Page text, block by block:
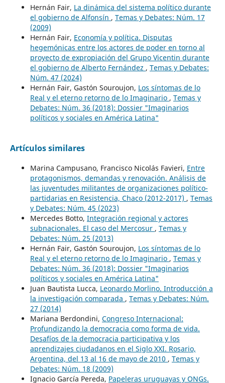
Hernán Fair, La dinámica del sistema político durante
el gobierno de Alfonsín , Temas y Debates: Núm. 17
(2009)
Hernán Fair, Economía y política. Disputas
hegemónicas entre los actores de poder en torno al
proyecto de expropiación del Grupo Vicentin durante
el gobierno de Alberto Fernández , Temas y Debates:
Núm. 47 (2024)
Hernán Fair, Gastón Souroujon, Los síntomas de lo
Real y el eterno retorno de lo Imaginario , Temas y
Debates: Núm. 36 (2018): Dossier "Imaginarios
políticos y sociales en América Latina"
Artículos similares
Marina Campusano, Francisco Nicolás Favieri, Entre
protagonismos, demandas y renovación. Análisis de
las juventudes militantes de organizaciones político-
partidarias en Resistencia, Chaco (2012-2017) , Temas
y Debates: Núm. 45 (2023)
Mercedes Botto, Integración regional y actores
subnacionales. El caso del Mercosur , Temas y
Debates: Núm. 25 (2013)
Hernán Fair, Gastón Souroujon, Los síntomas de lo
Real y el eterno retorno de lo Imaginario , Temas y
Debates: Núm. 36 (2018): Dossier "Imaginarios
políticos y sociales en América Latina"
Juan Bautista Lucca, Leonardo Morlino. Introducción a
la investigación comparada , Temas y Debates: Núm.
27 (2014)
Mariana Berdondini, Congreso Internacional:
Profundizando la democracia como forma de vida.
Desafíos de la democracia participativa y los
aprendizajes ciudadanos en el Siglo XXI. Rosario,
Argentina, del 13 al 16 de mayo de 2010 , Temas y
Debates: Núm. 18 (2009)
Ignacio García Pereda, Papeleras uruguayas y ONGs.